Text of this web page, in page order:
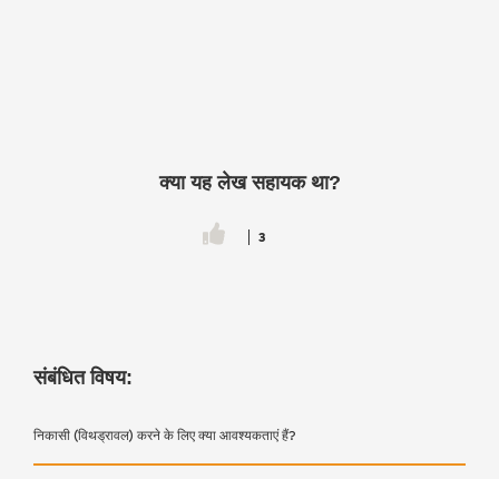
क्या यह लेख सहायक था?
3
संबंधित विषय:
निकासी (विथड्रावल) करने के लिए क्या आवश्यकताएं हैं?